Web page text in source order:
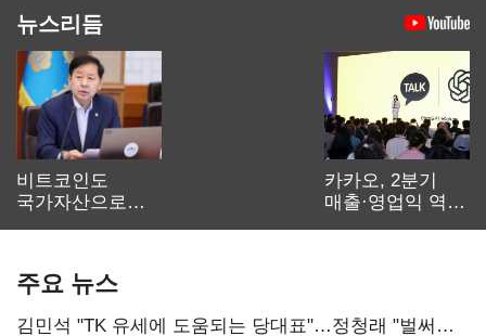
뉴스리듬
비트코인도
국가자산으로…'
카카오, 2분기
매출·영업익 역대
주요 뉴스
김민석 "TK 유세에 도움되는 당대표"…정청래 "벌써